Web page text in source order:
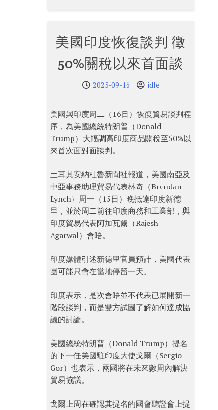
美國印度恢復談判 徵
50%關稅以來首面談
2025-09-16 idle
美國與印度周二（16日）恢復貿易談判程
序，為美國總統特朗普（Donald
Trump）大幅調高印度商品關稅至50%以
來首次面對面談判。
土耳其安納杜魯新聞社報道，美國南亞及
中亞事務助理貿易代表林奇（Brendan
Lynch）周一（15日）晚抵達印度新德
里，並於周二前往印度商務和工業部，與
印度貿易代表阿加瓦爾（Rajesh
Agarwal）會晤。
印度媒體引述新德里官員預計，美國代表
團可能只會在當地停留一天。
印度表示，是次會晤並不代表已展開新一
階段談判，而是雙方試圖了解如何達成協
議的討論。
美國總統特朗普（Donald Trump）提名
的下一任美國駐印度大使戈爾（Sergio
Gor）也表示，兩國將在未來數周內解決
貿易協議。
戈爾上周在確認其提名的國會聽證會上提